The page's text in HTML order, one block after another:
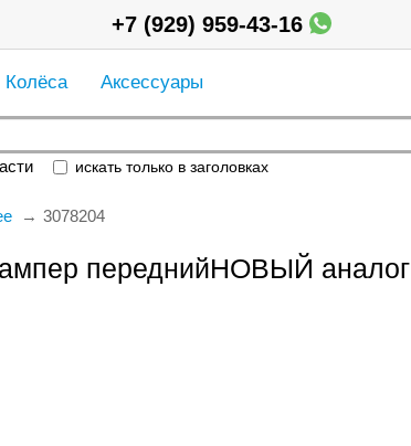
+7 (929) 959-43-16
Колёса Аксессуары
искать только в заголовках
3078204
переднийНОВЫЙ аналог